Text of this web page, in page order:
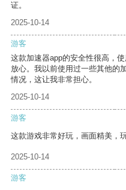
证。
2025-10-14
游客
这款加速器app的安全性很高，
放心。我以前使用过一些其他的
情况，这让我非常担心。
2025-10-14
游客
这款游戏非常好玩，画面精美，
2025-10-14
游客